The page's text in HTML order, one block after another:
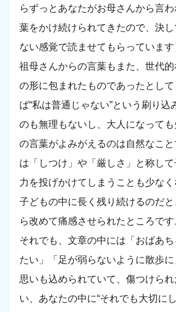
らずっとあなたがお母さんから言
葉をかけ続けられてきたので、決し
ない感覚で読ませてもらっています
祖母さんからの言葉もまた、世代
の形に包まれたものであったとし
ば“私は普通じゃない”という刷り込
のも無理もないし、大人になって
の言葉がよみがえるのは自然なこ
は「しつけ」や「厳しさ」と称し
力を投げかけてしまうことも少な
子どもの中に長く残り続けるのだ
ら改めて痛感させられたところです
それでも、文章の中には「おばあ
たい」「足が弱らないように散歩
思いも込められていて、傷つけら
い、あなたの中に“それでも大切に